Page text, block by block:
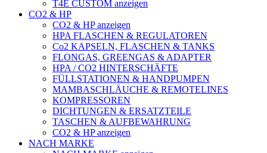
T4E CUSTOM anzeigen
CO2 & HP
CO2 & HP anzeigen
HPA FLASCHEN & REGULATOREN
Co2 KAPSELN, FLASCHEN & TANKS
FLONGAS, GREENGAS & ADAPTER
HPA / CO2 HINTERSCHÄFTE
FÜLLSTATIONEN & HANDPUMPEN
MAMBASCHLÄUCHE & REMOTELINES
KOMPRESSOREN
DICHTUNGEN & ERSATZTEILE
TASCHEN & AUFBEWAHRUNG
CO2 & HP anzeigen
NACH MARKE